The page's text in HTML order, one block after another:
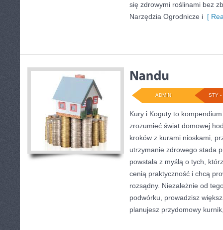
się zdrowymi roślinami bez
Narzędzia Ogrodnicze i [
STY -
ADMIN
Kury i Koguty to
zrozumieć świat domowej
kroków z kurami nioskami,
utrzymanie zdrowego stada
powstała z myślą o tych,
cenią praktyczność i chcą
rozsądny. Niezależnie od
podwórku, prowadzisz
planujesz przydomowy